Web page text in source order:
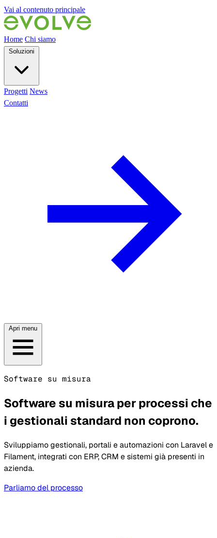
Vai al contenuto principale
Home Chi siamo
Soluzioni
Progetti News
Contatti
Apri menu
Software su misura
Software su misura per processi che
i gestionali standard non coprono.
Sviluppiamo gestionali, portali e automazioni con Laravel e
Filament, integrati con ERP, CRM e sistemi già presenti in
azienda.
Parliamo del processo